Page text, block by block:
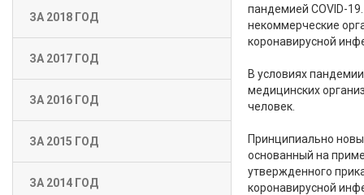
ЗА 2018 ГОД
ЗА 2017 ГОД
ЗА 2016 ГОД
ЗА 2015 ГОД
ЗА 2014 ГОД
пандемией COVID-
некоммерческие
коронавирусной
В условиях
медицинских
человек.
Принципиально
основанный на
утвержденного
коронавирусной